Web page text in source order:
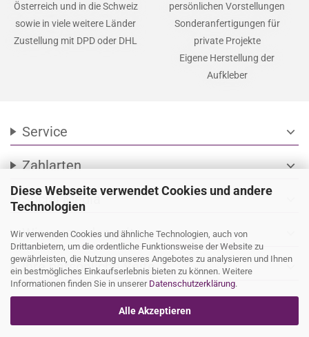
Diese Webseite verwendet Cookies und andere
Technologien
Wir verwenden Cookies und ähnliche Technologien, auch von
Drittanbietern, um die ordentliche Funktionsweise der Website zu
gewährleisten, die Nutzung unseres Angebotes zu analysieren und Ihnen
ein bestmögliches Einkaufserlebnis bieten zu können. Weitere
Informationen finden Sie in unserer Datenschutzerklärung.
Alle Akzeptieren
Österreich und in die Schweiz
sowie in viele weitere Länder
Zustellung mit DPD oder DHL
persönlichen Vorstellungen
Sonderanfertigungen für
private Projekte
Eigene Herstellung der
Aufkleber
Service expand_more
Zahlarten expand_more
Social Media
Wir versenden mit
Ihre persönliche Seite expand_more